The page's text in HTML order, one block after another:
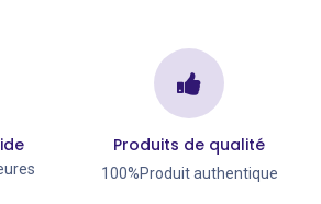
Produits de qualité
100%Produit authentique